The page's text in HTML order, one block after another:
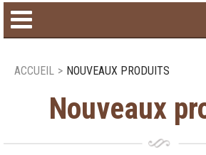
Catalogue de
Produits
ACCUEIL > NOUVEAUX PRODUITS
Nouveaux